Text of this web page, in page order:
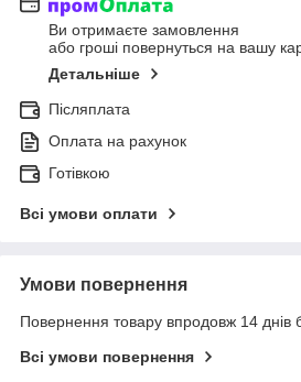
Ви отримаєте замовлення
або гроші повернуться на вашу
Детальніше
Післяплата
Оплата на рахунок
Готівкою
Всі умови оплати
Умови повернення
Повернення товару впродовж 14 днів
Всі умови повернення